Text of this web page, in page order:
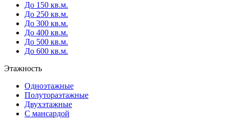
До 150 кв.м.
До 250 кв.м.
До 300 кв.м.
До 400 кв.м.
До 500 кв.м.
До 600 кв.м.
Этажность
Одноэтажные
Полутораэтажные
Двухэтажные
С мансардой